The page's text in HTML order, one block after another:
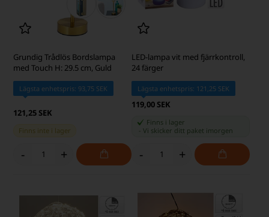
Grundig Trådlös Bordslampa
med Touch H: 29.5 cm, Guld
Lägsta enhetspris: 93,75 SEK
121,25 SEK
Finns inte i lager
- +
LED-lampa vit med fjärrkontroll,
24 färger
Lägsta enhetspris: 121,25 SEK
119,00 SEK
Finns i lager
Vi skicker ditt paket imorgen
- +